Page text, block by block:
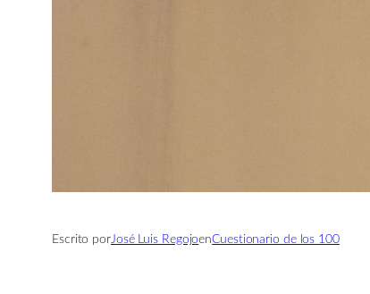
Escrito porJosé Luis RegojoenCuestionario de los 100